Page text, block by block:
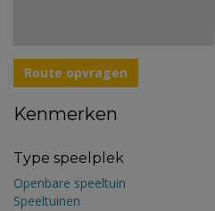
Route opvragen
Kenmerken
Type speelplek
Openbare speeltuin
Speeltuinen